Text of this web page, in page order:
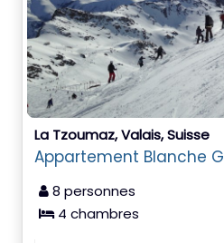
La Tzoumaz, Valais, Suisse
Appartement Blanche
8 personnes
4 chambres